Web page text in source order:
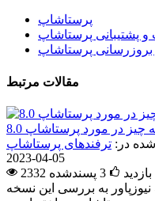
پرستاشاپ
پشتیبانی پرستاشاپ
پرستاشاپ
مقالات مرتبط
در: ترفندهای پرستاشاپ
2023-04-05
2332 بازدید
3 پسندشده
نیوزپاور به بررسی این نسخه